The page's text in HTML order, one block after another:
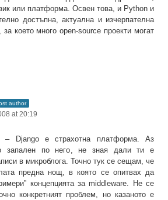
или платформа. Освен това, и Python и
достъпна, актуална и изчерпателна
което много open-source проекти могат
author
at 20:19
Django е страхотна платформа. Аз
запален по него, не зная дали ти е
в микроблога. Точно тук се сещам, че
предна нощ, в която се опитвах да
концепцията за middleware. Не се
конкретният проблем, но казаното е